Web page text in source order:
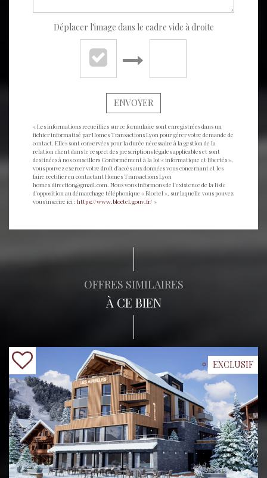
Déplacer l'image dans le cadre vide à droite
ENVOYER
« Les informations recueillies sur ce formulaire sont enregistrées dans un
fichier informatisé par Homes Transactions Lyon pour gérer votre demande de
contact. Elles sont conservées pour la durée nécessaire à la gestion de la
relation client dans le respect des prescriptions légales applicables et sont
destinées à nos conseillers Conformément à la loi « informatique et libertés »,
vous pouvez exercer votre droit d'accès aux données vous concernant et les
faire rectifier en contactant Homes Transactions Lyon
homes.direction@gmail.com. Nous vous informons de l'existence de la liste
d'opposition au démarchage téléphonique « Bloctel », sur laquelle vous pouvez
vous inscrire ici : https://www.bloctel.gouv.fr/»
OFFRES SIMILAIRES
À CE BIEN
EXCLUSIF